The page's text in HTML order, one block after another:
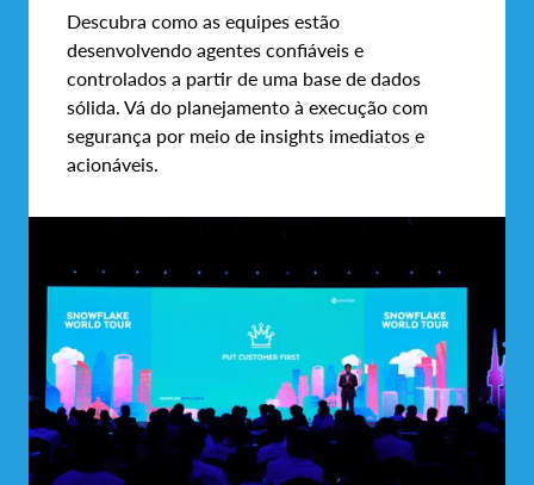
Descubra como as equipes estão
desenvolvendo agentes confiáveis e
controlados a partir de uma base de dados
sólida. Vá do planejamento à execução com
segurança por meio de insights imediatos e
acionáveis.